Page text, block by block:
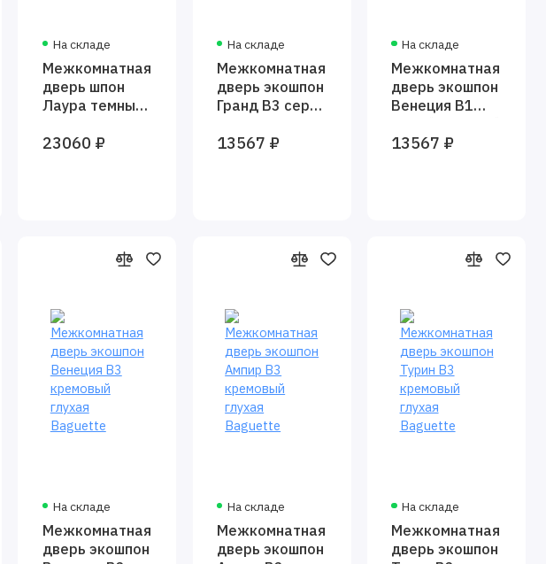
На складе
Межкомнатная
дверь шпон
Лаура темный
стекла
23060 ₽
На складе
Межкомнатная
дверь экошпон
Гранд В3 серая
Baguette
13567 ₽
На складе
Межкомнатная
дверь экошпон
Венеция В1
глухая
13567 ₽
На складе
Межкомнатная
дверь экошпон
На складе
Межкомнатная
дверь экошпон
На складе
Межкомнатная
дверь экошпон